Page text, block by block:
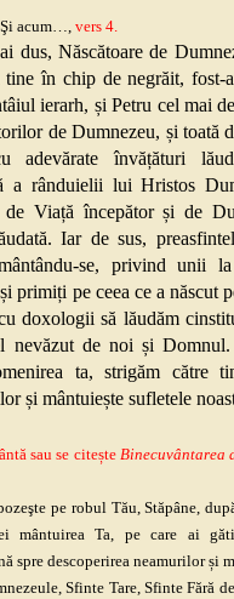
Şi acum…, vers 4.
dus, Născătoare de
tine în chip de negrăit, fost-
ierarh, și Petru cel mai
de Dumnezeu, și toată
adevărate învățături
a rânduielii lui Hristos
Viață începător și de
Iar de sus,
se, privind unii
primiți pe ceea ce a născut
doxologii să lăudăm
nevăzut de noi și Domnul.
ta, strigăm către
și mântuiește sufletele
sau se citeșteBinecuvântarea
pe robul Tău, Stăpâne,
mântuirea Ta, pe care ai
spre descoperirea neamurilor și
Sfinte Tare, Sfinte Fără